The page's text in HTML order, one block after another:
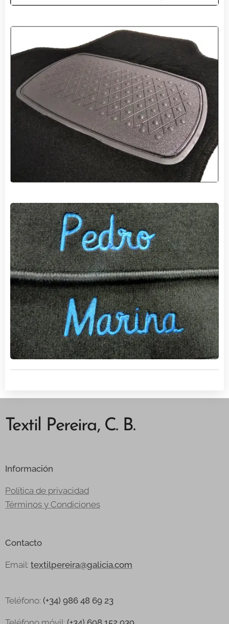
Textil Pereira, C. B.
Información
Política de privacidad
Términos y Condiciones
Contacto
Email: textilpereira@galicia.com
Teléfono: (+34) 986 48 69 23